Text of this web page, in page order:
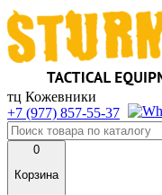
тц Кожевники
+7 (977) 857-55-37
0
Корзина